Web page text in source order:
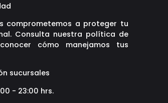
comprometemos a proteger tu
Consulta nuestra política de
cómo manejamos tus
sucursales
- 23:00 hrs.